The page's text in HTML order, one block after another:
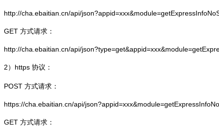
http://cha.ebaitian.cn/api/
GET 方式请求：
http://cha.ebaitian.cn/api/
2） https 协议：
POST 方式请求：
https://cha.ebaitian.cn/api/
GET 方式请求：